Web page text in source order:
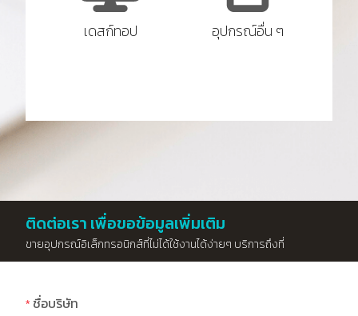
เดสก์ทอป อุปกรณ์อื่น ๆ
ติดต่อเรา เพื่อขอข้อมูลเพิ่มเติม
ขายอุปกรณ์อิเล็กทรอนิกส์ที่ไม่ได้ใช้งานได้ง่ายๆ บริการถึงที่
ชื่อบริษัท